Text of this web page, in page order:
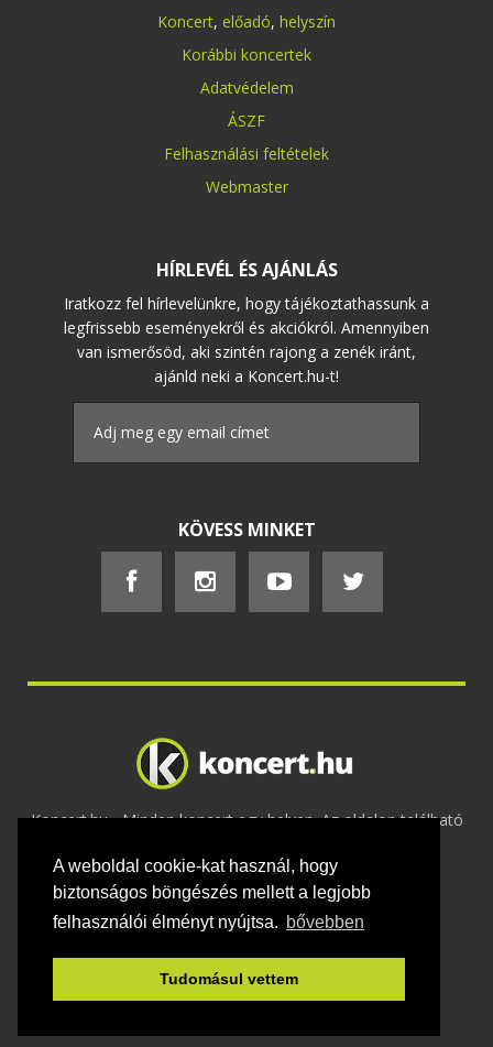
A weboldal cookie-kat használ, hogy
biztonságos böngészés mellett a legjobb
felhasználói élményt nyújtsa. bővebben
Tudomásul vettem
Koncert, előadó, helyszín
Korábbi koncertek
Adatvédelem
ÁSZF
Felhasználási feltételek
Webmaster
HÍRLEVÉL ÉS AJÁNLÁS
Iratkozz fel hírlevelünkre, hogy tájékoztathassunk a
legfrissebb eseményekről és akciókról. Amennyiben
van ismerősöd, aki szintén rajong a zenék iránt,
ajánld neki a Koncert.hu-t!
KÖVESS MINKET
Koncert.hu - Minden koncert egy helyen. Az oldalon található
2020 Adatvédelem-ÁSZF-Felhasználási
feltételek-Webmaster- Kapcsolat és üzenet küldés